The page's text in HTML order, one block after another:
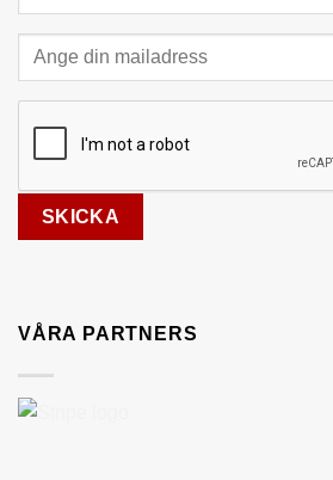
VÅRA PARTNERS